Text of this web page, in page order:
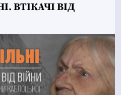
ВТІКАЧІ ВІД